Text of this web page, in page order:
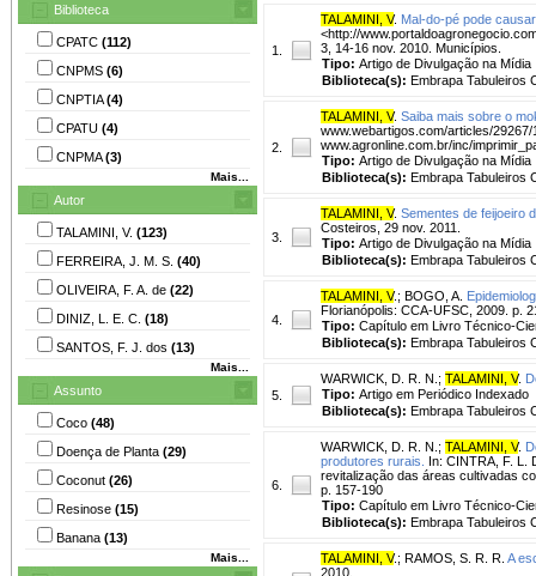
Biblioteca
CPATC (112)
CNPMS (6)
CNPTIA(4)
CPATU (4)
CNPMA(3)
Mais...
Autor
TALAMINI, V. (123)
FERREIRA, J. M. S. (40)
OLIVEIRA, F. A. de (22)
DINIZ, L. E. C. (18)
SANTOS, F. J. dos (13)
Mais...
Assunto
Coco (48)
Doença de Planta (29)
Coconut (26)
Resinose (15)
Banana (13)
Mais...
1.
TALAMINI, V. Mal-do-pé pode
<http://
3, 14-16 nov. 2010. Municípios.
Tipo: Artigo de Divulgação na Mídia
Biblioteca(s): Embrapa Tabuleiros
2.
TALAMINI, V. Saiba mais sobre o
www.webartigos.com/articles/
www.agronline.com.br/inc/
Tipo: Artigo de Divulgação na Mídia
Biblioteca(s): Embrapa Tabuleiros
3.
TALAMINI, V. Sementes de feijoeiro
Costeiros, 29 nov. 2011.
Tipo: Artigo de Divulgação na Mídia
Biblioteca(s): Embrapa Tabuleiros
4.
TALAMINI, V.; BOGO, A.
Florianópolis: CCA-UFSC, 2009. p.
Tipo: Capítulo em Livro Técnico-
Biblioteca(s): Embrapa Tabuleiros
5.
WARWICK, D. R. N. ; TALAMINI, V.
Tipo: Artigo em Periódico Indexado
Biblioteca(s): Embrapa Tabuleiros
6.
WARWICK, D. R. N. ; TALAMINI, V.
produtores rurais.
In: CINTRA, F. L.
revitalização das áreas cultivadas
p. 157-190
Tipo: Capítulo em Livro Técnico-
Biblioteca(s): Embrapa Tabuleiros
TALAMINI, V.; RAMOS, S. R. R. A
2010.